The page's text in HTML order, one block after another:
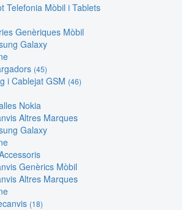
Telefonia Mòbil i Tablets
Genèriques Mòbil
Galaxy
(45)
i Cablejat GSM (46)
Nokia
Altres Marques
Galaxy
Genèrics Mòbil
Altres Marques
(18)